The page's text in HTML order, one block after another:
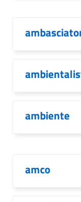
ambiente
amco